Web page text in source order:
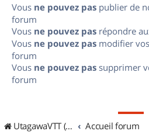
Vous ne pouvez pas publier de
forum
Vous ne pouvez pas répondre
Vous ne pouvez pas modifier
forum
Vous ne pouvez pas supprimer
forum
UtagawaVTT (Randos VTT et VTTAE avec traces GPS) Accueil forum